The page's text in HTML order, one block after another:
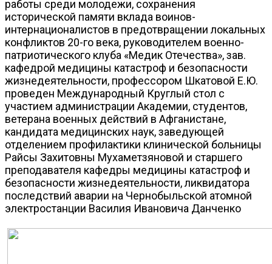
работы среди молодежи, сохранения
исторической памяти вклада воинов-
интернационалистов в предотвращении локальных
конфликтов 20-го века, руководителем военно-
патриотического клуба «Медик Отечества», зав.
кафедрой медицины катастроф и безопасности
жизнедеятельности, профессором Шкатовой Е.Ю.
проведен Международный Круглый стол с
участием администрации Академии, студентов,
ветерана военных действий в Афганистане,
кандидата медицинских наук, заведующей
отделением профилактики клинической больницы
Райсы Захитовны Мухаметзяновой и старшего
преподавателя кафедры медицины катастроф и
безопасности жизнедеятельности, ликвидатора
последствий аварии на Чернобыльской атомной
электростанции Василия Ивановича Данченко